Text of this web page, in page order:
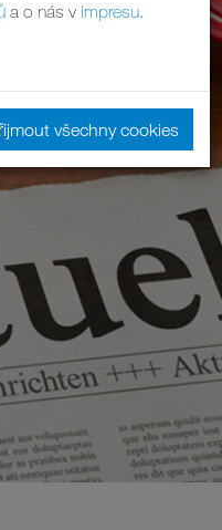
a o nás v impresu.
všechny cookies